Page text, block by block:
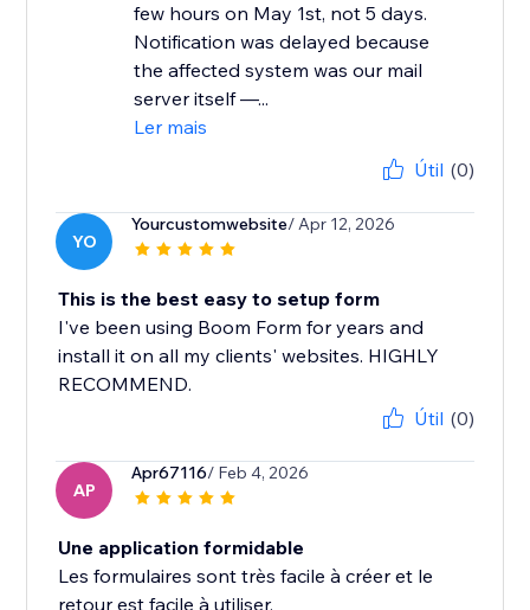
few hours on May 1st, not 5 days.
Notification was delayed because
the affected system was our mail
server itself —...
Ler mais
Útil (0)
YO
Yourcustomwebsite/ Apr 12, 2026
This is the best easy to setup form
I've been using Boom Form for years and
install it on all my clients' websites. HIGHLY
RECOMMEND.
Útil (0)
AP
Apr67116/ Feb 4, 2026
Une application formidable
Les formulaires sont très facile à créer et le
retour est facile à utiliser.